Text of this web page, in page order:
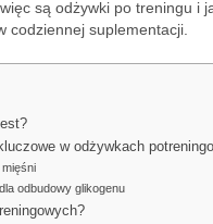
są odżywki po treningu i
codziennej suplementacji.
w odżywkach
mięśni
odbudowy glikogenu